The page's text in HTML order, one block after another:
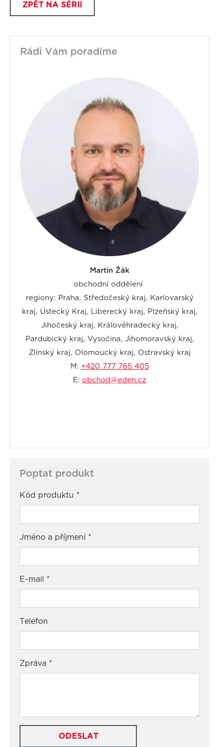
ZPĚT NA SÉRII
Rádi Vám poradíme
Martin Žák
obchodní oddělení
regiony: Praha, Středočeský kraj, Karlovarský
kraj, Ústecký Kraj, Liberecký kraj, Plzeňský kraj,
Jihočeský kraj, Královéhradecký kraj,
Pardubický kraj, Vysočina, Jihomoravský kraj,
Zlínský kraj, Olomoucký kraj, Ostravský kraj
M: +420 777 765 405
E: obchod@eden.cz
Poptat produkt
Kód produktu *
Jméno a příjmení *
E-mail *
Telefon
Zpráva *
ODESLAT